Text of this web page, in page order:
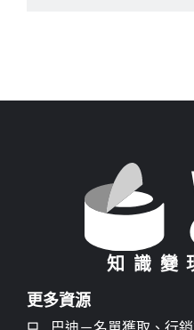
知識變
更多資源